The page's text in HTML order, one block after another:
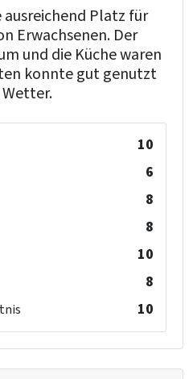
ausreichend Platz für
Erwachsenen. Der
und die Küche waren
konnte gut genutzt
10
6
8
8
10
8
10